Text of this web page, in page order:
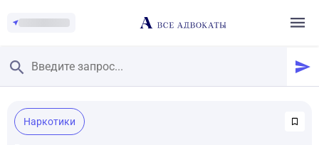
Главная
/
Смотреть заданные вопросы
/
Наркотики